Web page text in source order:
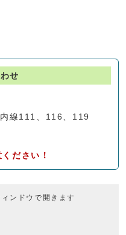
せ
線111、116、119
ださい！
ンドウで開きます